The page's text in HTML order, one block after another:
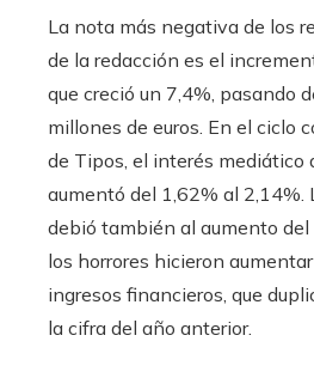
La nota más negativa de los
de la redacción es el
que creció un 7,4%, pasando
millones de euros. En el ciclo
de Tipos, el interés mediático
aumentó del 1,62% al 2,14%.
debió también al aumento del
los horrores hicieron
ingresos financieros, que
la cifra del año anterior.